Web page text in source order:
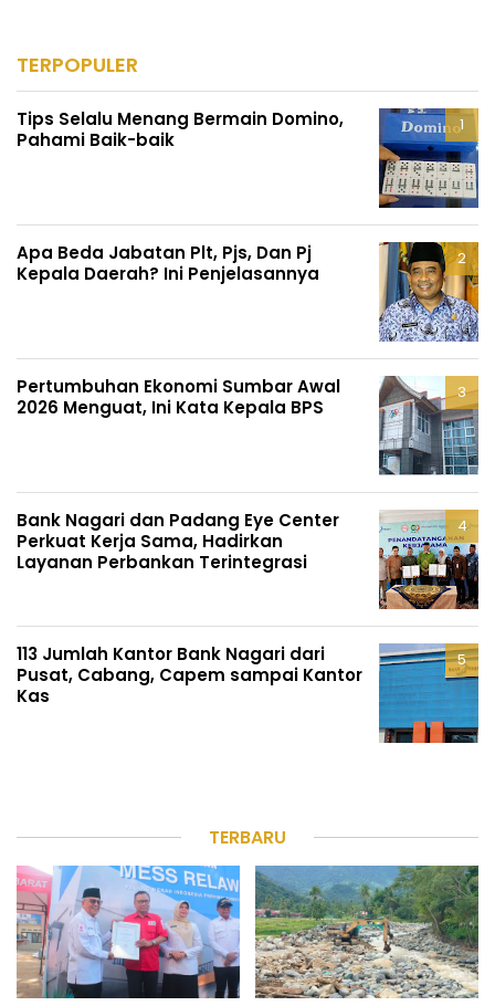
TERPOPULER
Tips Selalu Menang Bermain Domino,
Pahami Baik-baik
Apa Beda Jabatan Plt, Pjs, Dan Pj
Kepala Daerah? Ini Penjelasannya
Pertumbuhan Ekonomi Sumbar Awal
2026 Menguat, Ini Kata Kepala BPS
Bank Nagari dan Padang Eye Center
Perkuat Kerja Sama, Hadirkan
Layanan Perbankan Terintegrasi
113 Jumlah Kantor Bank Nagari dari
Pusat, Cabang, Capem sampai Kantor
Kas
TERBARU